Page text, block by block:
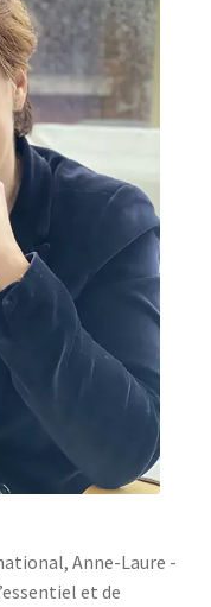
Anne-Laure
et de